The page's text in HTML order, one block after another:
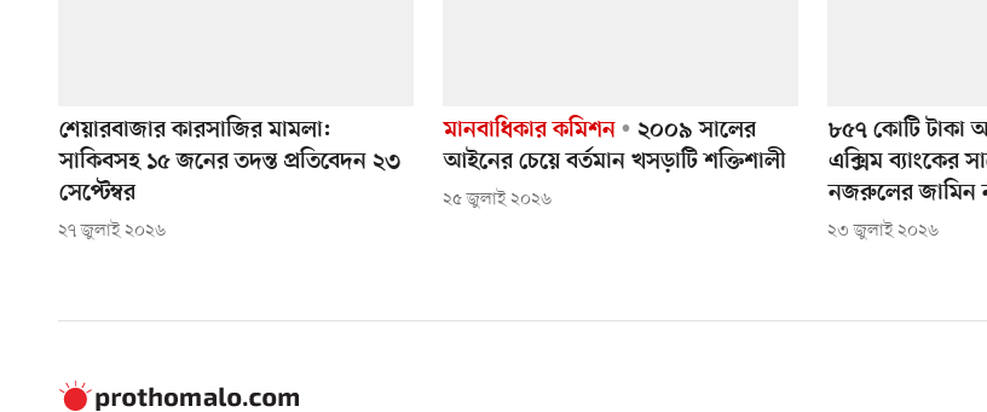
শেয়ারবাজার কারসাজির মামলা:
সাকিবসহ ১৫ জনের তদন্ত প্রতিবেদন ২৩
সেপ্টেম্বর
২৭ জুলাই ২০২৬
মানবাধিকার কমিশন
২০০৯ সালের
আইনের চেয়ে বর্তমান খসড়াটি শক্তিশালী
২৫ জুলাই ২০২৬
৮৫৭ কোটি টাকা
এক্সিম ব্যাংকের
নজরুলের জামিন
২৩ জুলাই ২০২৬